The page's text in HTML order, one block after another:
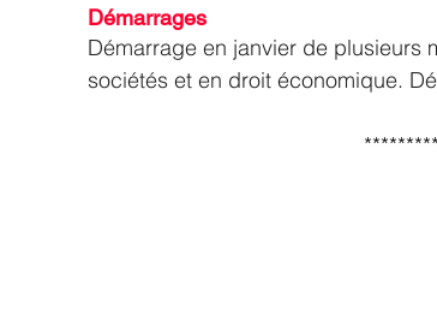
Démarrages
Démarrage en janvier de plusieurs
sociétés et en droit économique.